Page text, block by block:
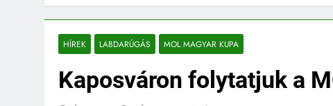
HÍREK LABDARÚGÁS MOL MAGYAR KUPA
Kaposváron folytatjuk a